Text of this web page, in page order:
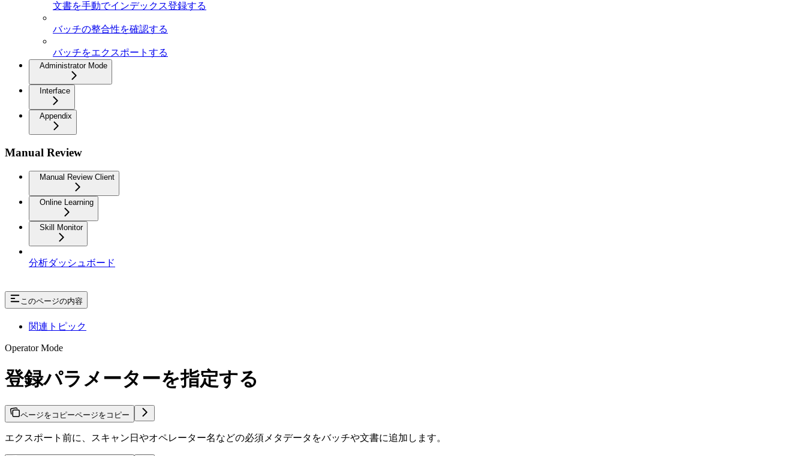
文書を手動でインデックス登録する
バッチの整合性を確認する
バッチをエクスポートする
Administrator Mode
Interface
Appendix
Manual Review
Manual Review Client
Online Learning
Skill Monitor
分析ダッシュボード
このページの内容
関連トピック
Operator Mode
登録パラメーターを指定する
ページをコピーページをコピー
エクスポート前に、スキャン日やオペレーター名などの必須メタデータをバッチや文書に追加します。